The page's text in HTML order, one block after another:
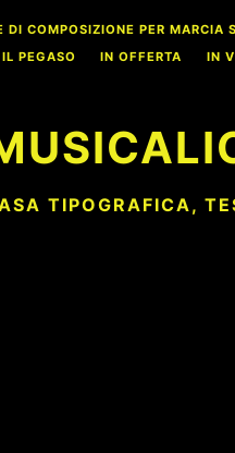
DI COMPOSIZIONE PER
IL PEGASO IN OFFERTA IN
TIPOGRAFICA,